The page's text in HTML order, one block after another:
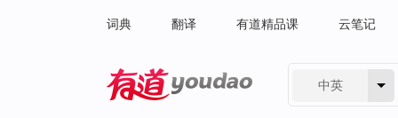
词典 翻译 有道精品课 云笔记
中英